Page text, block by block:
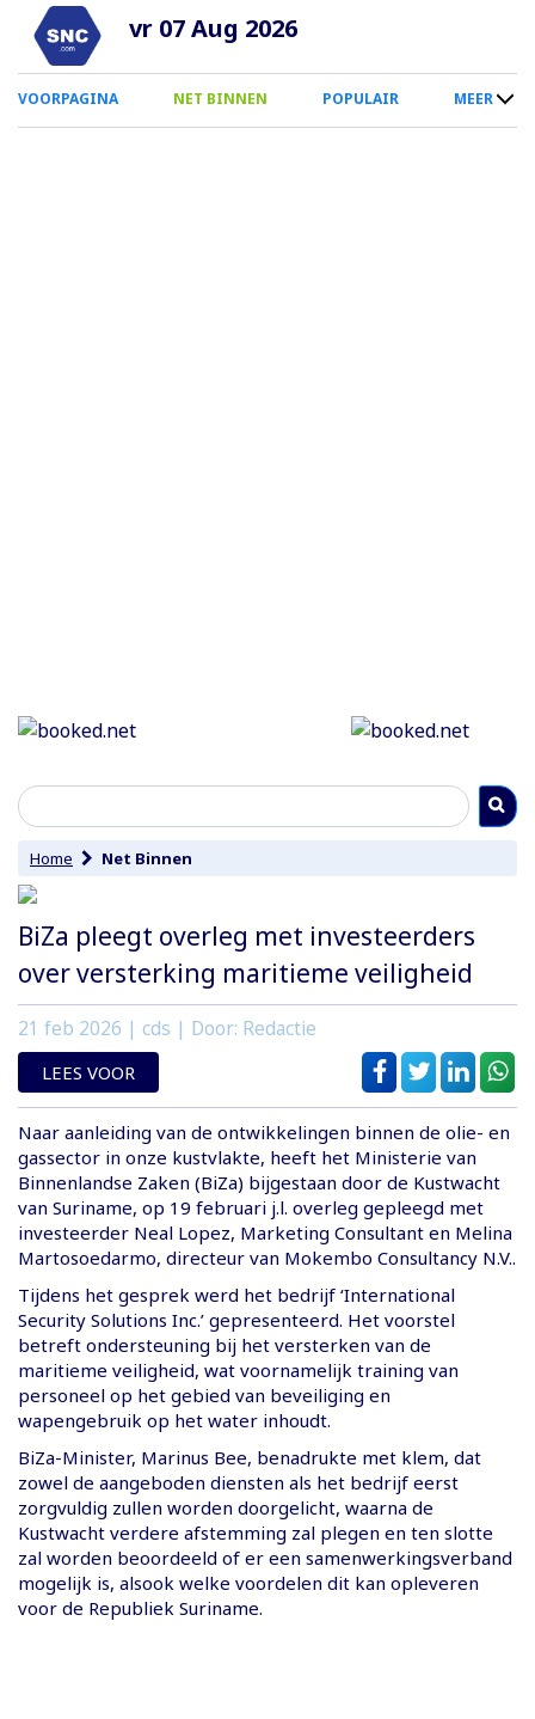
Overslaan
naar
inhoud
vr 07 Aug 2026
0
Smartphone
VOORPAGINA NET BINNEN POPULAIR MEER
Home Net Binnen
BiZa pleegt overleg met investeerders
over versterking maritieme veiligheid
21 feb 2026 | cds | Door: Redactie
LEES VOOR
Naar aanleiding van de ontwikkelingen binnen de olie- en
gassector in onze kustvlakte, heeft het Ministerie van
Binnenlandse Zaken (BiZa) bijgestaan door de Kustwacht
van Suriname, op 19 februari j.l. overleg gepleegd met
investeerder Neal Lopez, Marketing Consultant en Melina
Martosoedarmo, directeur van Mokembo Consultancy N.V..
Tijdens het gesprek werd het bedrijf ‘International
Security Solutions Inc.’ gepresenteerd. Het voorstel
betreft ondersteuning bij het versterken van de
maritieme veiligheid, wat voornamelijk training van
personeel op het gebied van beveiliging en
wapengebruik op het water inhoudt.
BiZa-Minister, Marinus Bee, benadrukte met klem, dat
zowel de aangeboden diensten als het bedrijf eerst
zorgvuldig zullen worden doorgelicht, waarna de
Kustwacht verdere afstemming zal plegen en ten slotte
zal worden beoordeeld of er een samenwerkingsverband
mogelijk is, alsook welke voordelen dit kan opleveren
voor de Republiek Suriname.